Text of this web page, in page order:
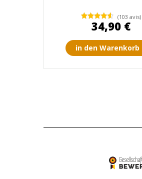
(103 avis)
34,90 €
in den Warenkorb